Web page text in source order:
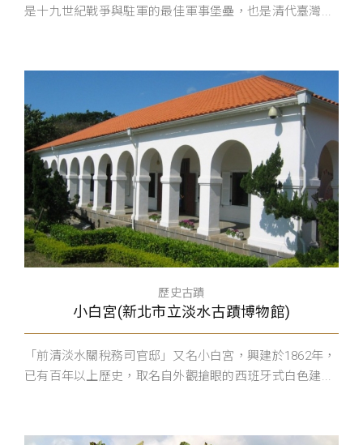
是十九世紀戰爭與駐軍的最佳軍事堡壘，也是清代臺灣...
歷史古蹟
小白宮(新北市立淡水古蹟博物館)
「前清淡水關稅務司官邸」又名小白宮，興建於1862年，
已有百年以上歷史，取名自外觀搶眼的西班牙式白色建...